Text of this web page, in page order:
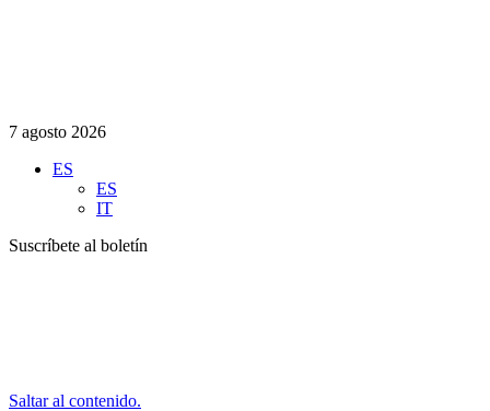
7 agosto 2026
ES
ES
IT
Suscríbete al boletín
Saltar al contenido.